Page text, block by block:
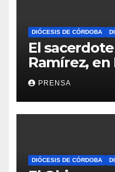
DIÓCESIS DE CÓRDOBA
El
Ramírez, en
Iglesia
PRENSA
DIÓCESIS DE CÓRDOBA